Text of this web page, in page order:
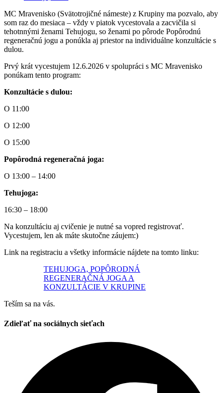
MC Mravenisko (Svätotrojičné námeste) z Krupiny ma pozvalo, aby
som raz do mesiaca – vždy v piatok vycestovala a zacvičila si
tehotnnými ženami Tehujogu, so ženami po pôrode Popôrodnú
regeneračnú jogu a ponúkla aj priestor na individuálne konzultácie s
dulou.
Prvý krát vycestujem 12.6.2026 v spolupráci s MC Mravenisko
ponúkam tento program:
Konzultácie s dulou:
O 11:00
O 12:00
O 15:00
Popôrodná regeneračná joga:
O 13:00 – 14:00
Tehujoga:
16:30 – 18:00
Na konzultáciu aj cvičenie je nutné sa vopred registrovať.
Vycestujem, len ak máte skutočne záujem:)
Link na registraciu a všetky informácie nájdete na tomto linku:
TEHUJOGA, POPÔRODNÁ
REGENERAČNÁ JOGA A
KONZULTÁCIE V KRUPINE
Teším sa na vás.
Zdieľať na sociálnych sieťach